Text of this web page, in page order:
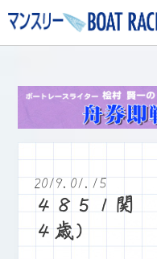
2019.01.15
４８５１関
４歳）